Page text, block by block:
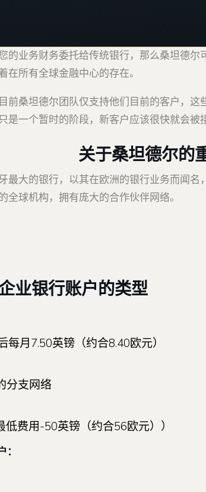
的业务财务委托给传统银行，那么桑坦德
在所有全球金融中心的存在。
前桑坦德尔团队仅支持他们目前的客户，
是一个暂时的阶段，新客户应该很快就会被
关于桑坦德尔的
最大的银行，以其在欧洲的银行业务而闻
全球机构，拥有庞大的合作伙伴网络。
业银行账户的类型
月7.50英镑（约合8.40欧元）
分支网络
费用-50英镑（约合56欧元））